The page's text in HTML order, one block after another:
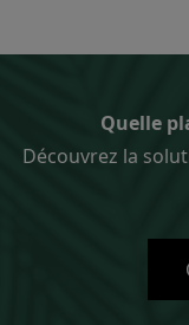
Quelle
Découvrez la